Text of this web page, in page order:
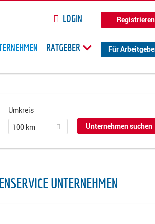
LOGIN Registrieren
RATGEBER
Umkreis
100 km
UNTERNEHMEN